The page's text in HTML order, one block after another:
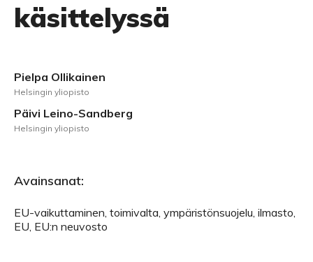
käsittelyssä
Pielpa Ollikainen
Helsingin yliopisto
Päivi Leino-Sandberg
Helsingin yliopisto
Avainsanat:
EU-vaikuttaminen, toimivalta, ympäristönsuojelu, ilmasto,
EU, EU:n neuvosto